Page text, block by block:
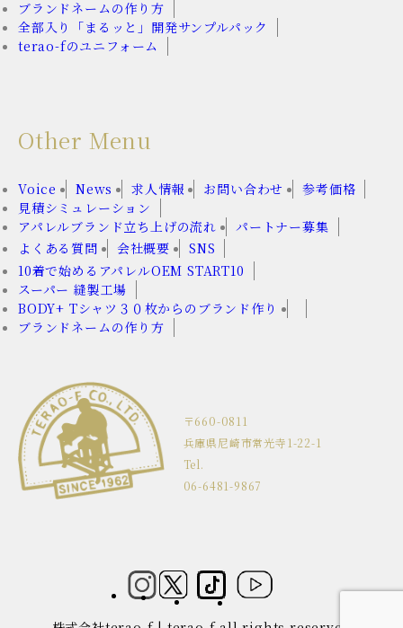
〒660-0811
兵庫県尼崎市常光寺1-22-1
Tel.
06-6481-9867
ブランドネームの作り方
全部入り「まるッと」開発サンプルパック
terao-fのユニフォーム
Other Menu
Voice News 求人情報 お問い合わせ
参考価格
見積シミュレーション
アパレルブランド立ち上げの流れ
パートナー募集
よくある質問
会社概要
SNS
10着で始めるアパレルOEM START10
スーパー 縫製工場
BODY+ Tシャツ３０枚からのブランド作り
ブランドネームの作り方